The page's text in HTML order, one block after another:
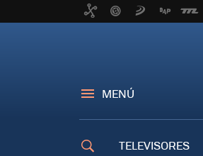
MENÚ
TELEVISORES